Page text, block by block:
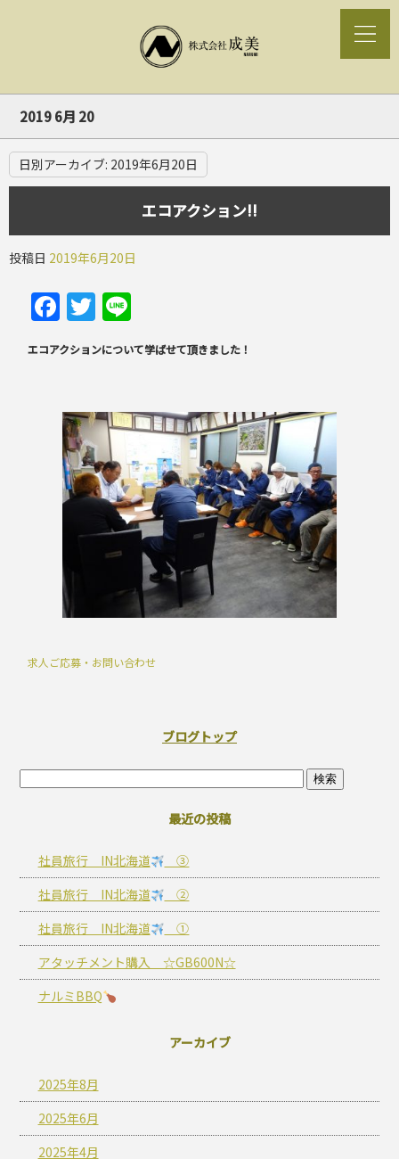
2019 6月 20
日別アーカイブ: 2019年6月20日
エコアクション!!
投稿日 2019年6月20日
Facebook
Twitter
エコアクションについて学ばせて頂きました！
求人ご応募・お問い合わせ
ブログトップ
最近の投稿
社員旅行 IN北海道
③
社員旅行 IN北海道
②
社員旅行 IN北海道
①
アタッチメント購入 ☆GB600N☆
ナルミBBQ
アーカイブ
2025年8月
2025年6月
2025年4月